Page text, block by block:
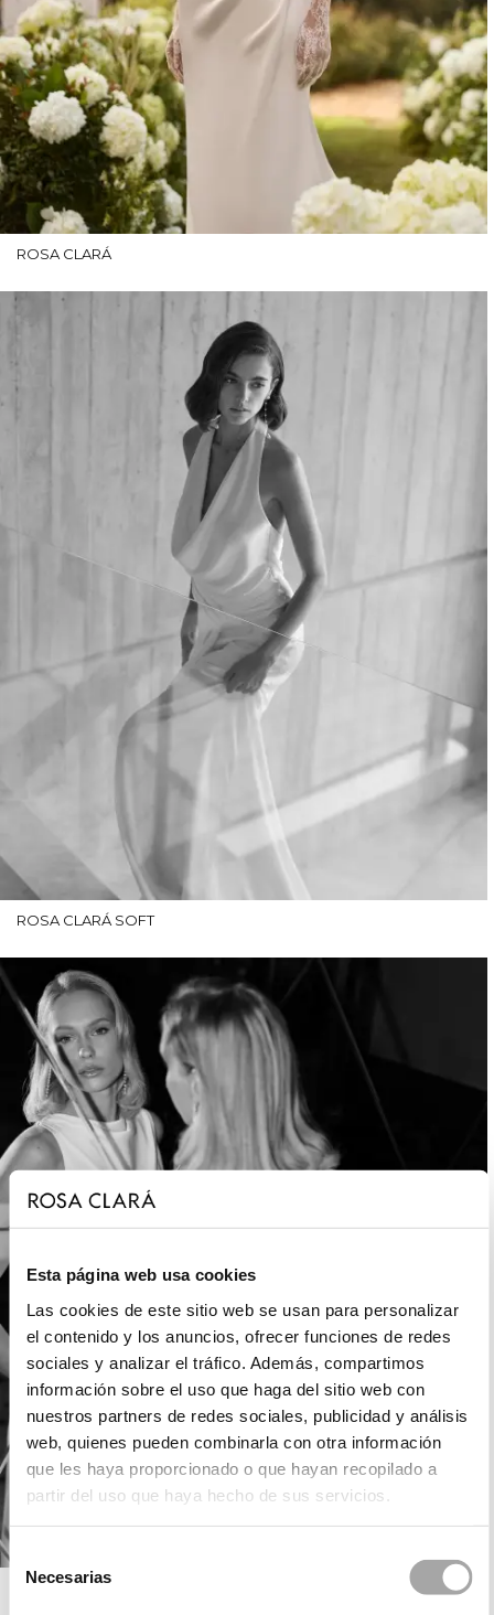
Esta página web usa cookies
Las cookies de este sitio web se usan para personalizar
el contenido y los anuncios, ofrecer funciones de redes
sociales y analizar el tráfico. Además, compartimos
información sobre el uso que haga del sitio web con
nuestros partners de redes sociales, publicidad y análisis
web, quienes pueden combinarla con otra información
que les haya proporcionado o que hayan recopilado a
partir del uso que haya hecho de sus servicios.
Selección
Necesarias
ROSA CLARÁ
ROSA CLARÁ SOFT
ROSA CLARÁ GATSBY